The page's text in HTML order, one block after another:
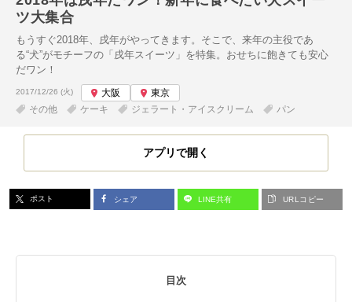
ツ大集合
もうすぐ2018年、戌年がやってきます。そこで、来年の主役であ
る“犬”がモチーフの「戌年スイーツ」を特集。おせちに飽きても安心
だワン！
投稿日:
2017/12/26 (火) 大阪
東京
その他
ケーキ ジェラート・アイスクリーム パン
アプリで開く
ポスト シェア LINE共有 URLコピー
目次